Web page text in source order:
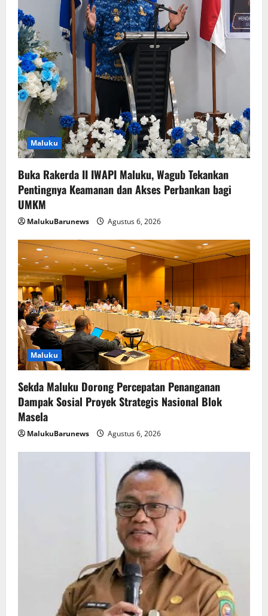
Maluku
Buka Rakerda II IWAPI Maluku, Wagub Tekankan
Pentingnya Keamanan dan Akses Perbankan bagi
UMKM
MalukuBarunews Agustus 6, 2026
Maluku
Sekda Maluku Dorong Percepatan Penanganan
Dampak Sosial Proyek Strategis Nasional Blok
Masela
MalukuBarunews Agustus 6, 2026